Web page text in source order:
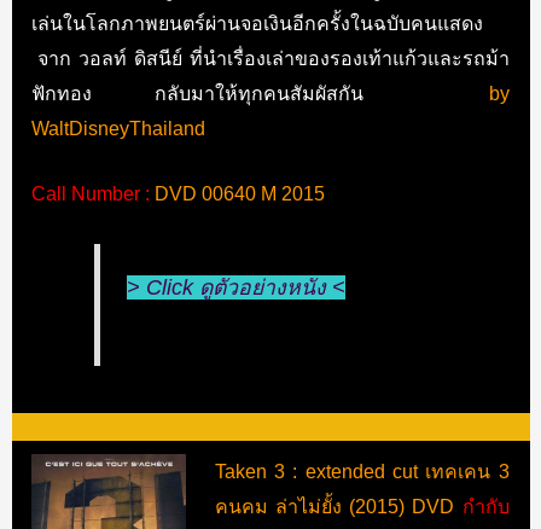
เล่นในโลกภาพยนตร์ผ่านจอเงินอีกครั้งในฉบับคนแสดง
จาก วอลท์ ดิสนีย์ ที่นำเรื่องเล่าของรองเท้าแก้วและรถม้า
ฟักทอง กลับมาให้ทุกคนสัมผัสกัน
by
WaltDisneyThailand
Call Number : DVD 00640 M 2015
> Click ดูตัวอย่างหนัง <
Taken 3 : extended cut เทคเคน 3
คนคม ล่าไม่ยั้ง (2015) DVD กำกับ